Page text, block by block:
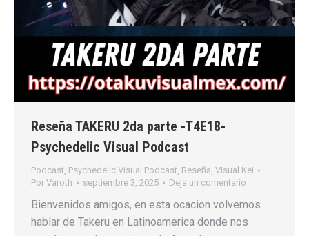
Reseña TAKERU 2da parte -T4E18-
Psychedelic Visual Podcast
Podcast, Psychedelic Visual Podcast, Reseña, Visual Kei
Por Varoth septiembre 3, 2025 Deja un comentario
Bienvenidos amigos, en esta ocacion volvemos
hablar de Takeru en Latinoamerica donde nos